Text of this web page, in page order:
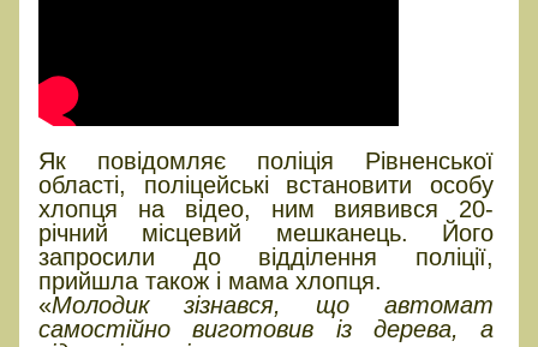
Як повідомляє поліція Рівненської
області, поліцейські встановити особу
хлопця на відео, ним виявився 20-
річний місцевий мешканець. Його
запросили до відділення поліції,
прийшла також і мама хлопця.
«Молодик зізнався, що автомат
самостійно виготовив із дерева, а